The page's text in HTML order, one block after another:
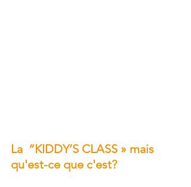
La  “KIDDY’S CLASS » mais
qu'est-ce que c'est?